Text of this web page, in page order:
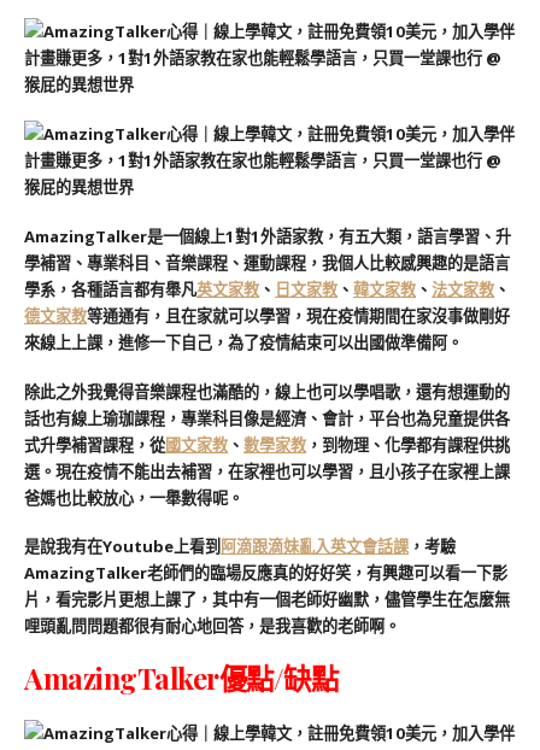
AmazingTalker是一個線上1對1外語家教，有五大類，語言學習、升
學補習、專業科目、音樂課程、運動課程，我個人比較感興趣的是語言
學系，各種語言都有舉凡英文家教 、 日文家教 、 韓文家教 、 法文家教 、
德文家教等通通有，且在家就可以學習，現在疫情期間在家沒事做剛好
來線上上課，進修一下自己，為了疫情結束可以出國做準備阿。
除此之外我覺得音樂課程也滿酷的，線上也可以學唱歌，還有想運動的
話也有線上瑜珈課程，專業科目像是經濟、會計，平台也為兒童提供各
式升學補習課程，從國文家教 、 數學家教 ，到物理、化學都有課程供挑
選。現在疫情不能出去補習，在家裡也可以學習，且小孩子在家裡上課
爸媽也比較放心，一舉數得呢。
是說我有在Youtube上看到 阿滴跟滴妹亂入英文會話課 ，考驗
AmazingTalker老師們的臨場反應真的好好笑，有興趣可以看一下影
片，看完影片更想上課了，其中有一個老師好幽默，儘管學生在怎麼無
哩頭亂問問題都很有耐心地回答，是我喜歡的老師啊。
AmazingTalker優點/缺點